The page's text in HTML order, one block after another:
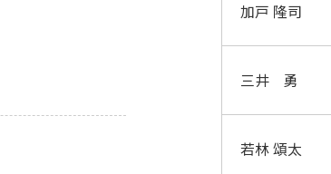
加戸 隆司
三井 勇
若林 頌太